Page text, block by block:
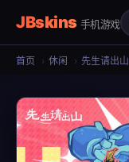
JBskins 手机游戏
首页 › 休闲 › 先生请出山